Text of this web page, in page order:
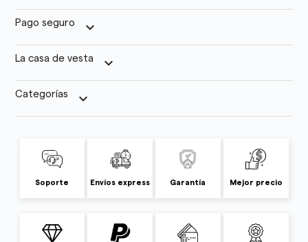
Pago seguro keyboard_arrow_down
La casa de vesta keyboard_arrow_down
Categorías keyboard_arrow_down
Soporte Envíos express Garantía Mejor precio